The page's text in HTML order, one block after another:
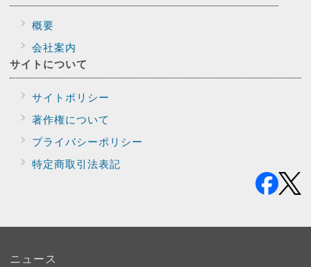
概要
会社案内
サイトについて
サイトポリシー
著作権について
プライバシーポリシー
特定商取引法表記
ニュース